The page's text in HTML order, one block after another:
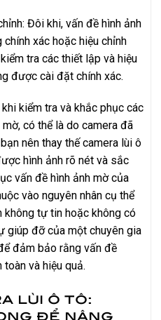
Đôi khi, vấn đề hình ảnh
xác hoặc hiệu chỉnh
tra các thiết lập và hiệu
được cài đặt chính xác.
kiểm tra và khắc phục các
có thể là do camera đã
nên thay thế camera lùi ô
hình ảnh rõ nét và sắc
vấn đề hình ảnh mờ của
vào nguyên nhân cụ thể
không tự tin hoặc không có
giúp đỡ của một chuyên gia
đảm bảo rằng vấn đề
và hiệu quả.
lùi ô tô:
để nâng